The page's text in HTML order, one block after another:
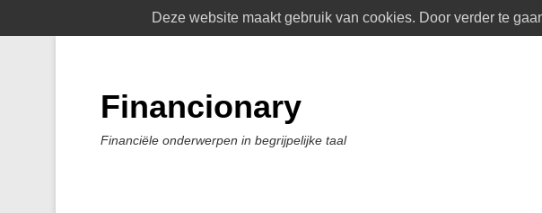
Financionary
Financiële onderwerpen in begrijpelijke taal
Deze website maakt gebruik van cookies. Door verder te